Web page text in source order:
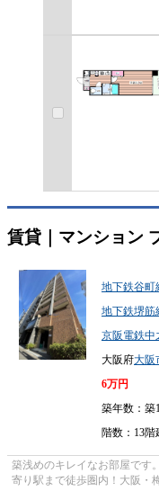
賃貸｜マンション
地下鉄谷町
地下鉄堺筋
京阪電鉄中
大阪府大阪
6万円
築年数：築
階数：13階
築浅めのキレイなお部屋です
寄り駅まで徒歩圏内！大阪・